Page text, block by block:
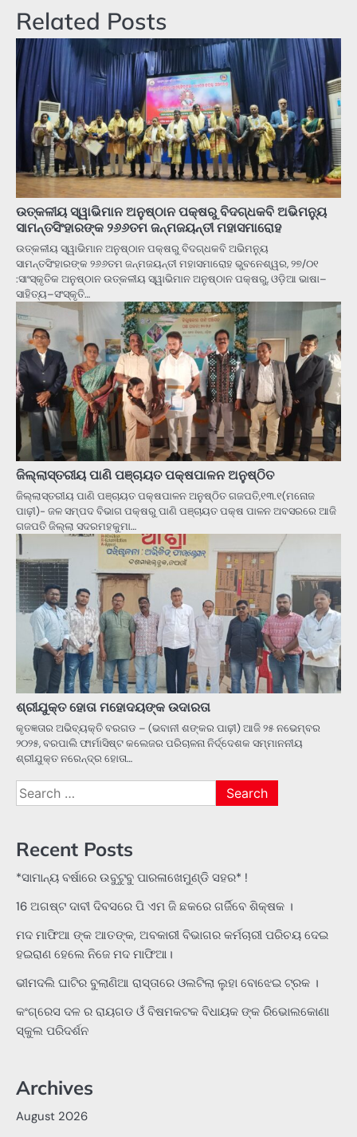
Related Posts
ଉତ୍କଳୀୟ ସ୍ୱାଭିମାନ ଅନୁଷ୍ଠାନ ପକ୍ଷରୁ ବିଦଗ୍ଧକବି ଅଭିମନ୍ୟୁ
ସାମନ୍ତସିଂହାରଙ୍କ ୨୬୬ତମ ଜନ୍ମଜୟନ୍ତୀ ମହାସମାରୋହ
ଉତ୍କଳୀୟ ସ୍ୱାଭିମାନ ଅନୁଷ୍ଠାନ ପକ୍ଷରୁ ବିଦଗ୍ଧକବି ଅଭିମନ୍ୟୁ
ସାମନ୍ତସିଂହାରଙ୍କ ୨୬୬ତମ ଜନ୍ମଜୟନ୍ତୀ ମହାସମାରୋହ ଭୁବନେଶ୍ୱର, ୨୭/୦୧
:ସାଂସ୍କୃତିକ ଅନୁଷ୍ଠାନ ଉତ୍କଳୀୟ ସ୍ୱାଭିମାନ ଅନୁଷ୍ଠାନ ପକ୍ଷରୁ, ଓଡ଼ିଆ ଭାଷା–
ସାହିତ୍ୟ–ସଂସ୍କୃତି…
ଜିଲ୍ଲାସ୍ତରୀୟ ପାଣି ପଞ୍ଚାୟତ ପକ୍ଷପାଳନ ଅନୁଷ୍ଠିତ
ଜିଲ୍ଲାସ୍ତରୀୟ ପାଣି ପଞ୍ଚାୟତ ପକ୍ଷପାଳନ ଅନୁଷ୍ଠିତ ଗଜପତି,୧୩.୧(ମନୋଜ
ପାଢ଼ୀ)- ଜଳ ସମ୍ପଦ ବିଭାଗ ପକ୍ଷରୁ ପାଣି ପଞ୍ଚାୟତ ପକ୍ଷ ପାଳନ ଅବସରରେ ଆଜି
ଗଜପତି ଜିଲ୍ଲା ସଦରମହକୁମା…
ଶ୍ରୀଯୁକ୍ତ ହୋତା ମହୋଦୟଙ୍କ ଉଦାରତା
କୃତଜ୍ଞତାର ଅଭିବ୍ୟକ୍ତି ବରଗଡ – (ଭବାନୀ ଶଙ୍କର ପାଢ଼ୀ) ଆଜି ୨୫ ନଭେମ୍ବର
୨୦୨୫, ବରପାଲି ଫାର୍ମାସିଷ୍ଟ କଲେଜର ପରିଚାଳନା ନିର୍ଦ୍ଦେଶକ ସମ୍ମାନନୀୟ
ଶ୍ରୀଯୁକ୍ତ ନରେନ୍ଦ୍ର ହୋତା…
Search
for:
Recent Posts
*ସାମାନ୍ୟ ବର୍ଷାରେ ଉବୁଟୁବୁ ପାରଳାଖେମୁଣ୍ଡି ସହର* !
16 ଅଗଷ୍ଟ ଦାବୀ ଦିବସରେ ପି ଏମ ଜି ଛକରେ ଗର୍ଜିବେ ଶିକ୍ଷକ ।
ମଦ ମାଫିଆ ଙ୍କ ଆତଙ୍କ, ଅବକାରୀ ବିଭାଗର କର୍ମଚାରୀ ପରିଚୟ ଦେଇ
ହଇରାଣ ହେଲେ ନିଜେ ମଦ ମାଫିଆ।
ଭୀମଦଲି ଘାଟିର ବୁଲାଣିଆ ରାସ୍ତାରେ ଓଲଟିଲା ଲୁହା ବୋଝେଇ ଟ୍ରକ ।
କଂଗ୍ରେସ ଦଳ ର ରାୟଗଡ ଓଁ ବିଷମକଟକ ବିଧାୟକ ଙ୍କ ରିଭୋଲକୋଣା
ସ୍କୁଲ ପରିଦର୍ଶନ
Archives
August 2026